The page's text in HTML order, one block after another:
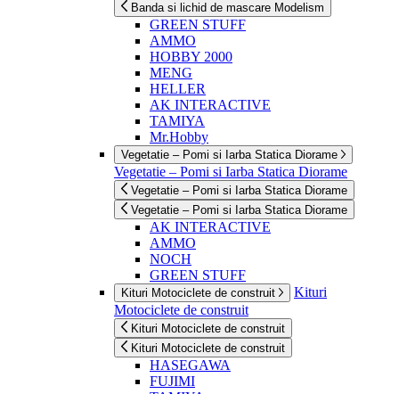
Banda si lichid de mascare Modelism
GREEN STUFF
AMMO
HOBBY 2000
MENG
HELLER
AK INTERACTIVE
TAMIYA
Mr.Hobby
Vegetatie – Pomi si Iarba Statica Diorame
Vegetatie – Pomi si Iarba Statica Diorame
Vegetatie – Pomi si Iarba Statica Diorame
Vegetatie – Pomi si Iarba Statica Diorame
AK INTERACTIVE
AMMO
NOCH
GREEN STUFF
Kituri Motociclete de construit
Kituri
Motociclete de construit
Kituri Motociclete de construit
Kituri Motociclete de construit
HASEGAWA
FUJIMI